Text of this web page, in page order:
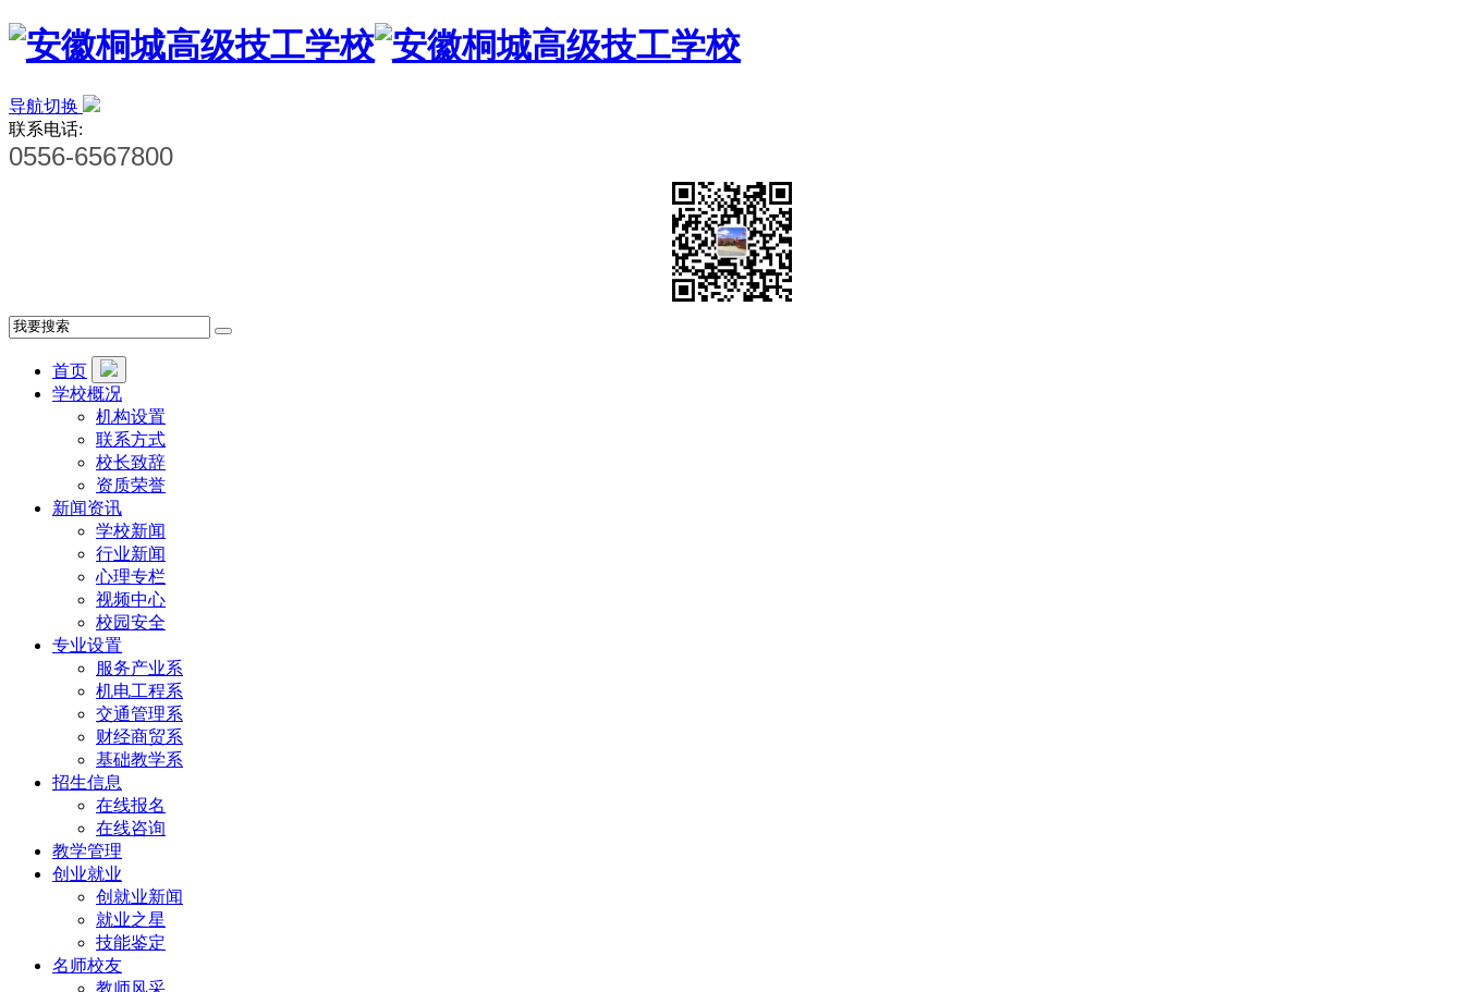
导航切换
联系电话:
0556-6567800
首页
学校概况
机构设置
联系方式
校长致辞
资质荣誉
新闻资讯
学校新闻
行业新闻
心理专栏
视频中心
校园安全
专业设置
服务产业系
机电工程系
交通管理系
财经商贸系
基础教学系
招生信息
在线报名
在线咨询
教学管理
创业就业
创就业新闻
就业之星
技能鉴定
名师校友
教师风采